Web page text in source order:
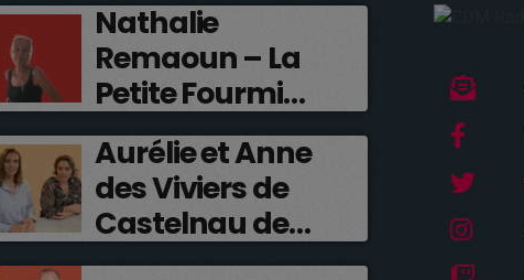
Nathalie
Remaoun – La
Petite Fourmi
Rouge
Aurélie et Anne
des Viviers de
Castelnau de
Médoc